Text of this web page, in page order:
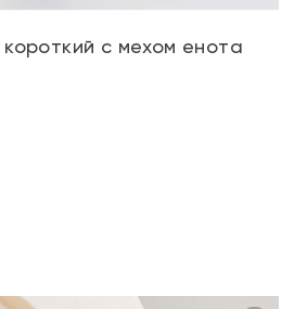
короткий с мехом енота